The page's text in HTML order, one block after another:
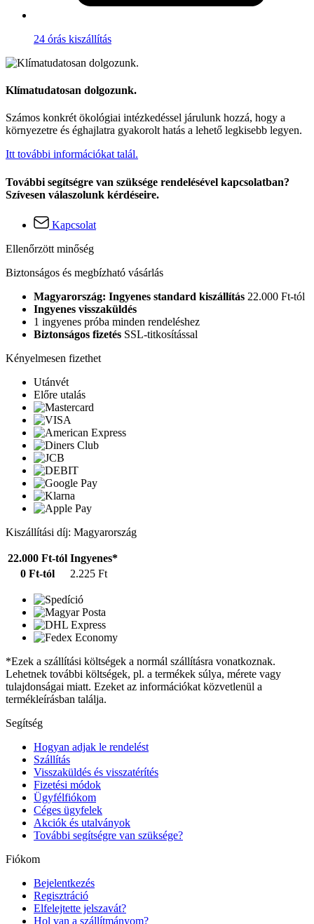
24 órás kiszállítás
Klímatudatosan dolgozunk.
Számos konkrét ökológiai intézkedéssel járulunk hozzá, hogy a
környezetre és éghajlatra gyakorolt hatás a lehető legkisebb legyen.
Itt további információkat talál.
További segítségre van szüksége rendelésével kapcsolatban?
Szívesen válaszolunk kérdéseire.
Kapcsolat
Ellenőrzött minőség
Biztonságos és megbízható vásárlás
Magyarország: Ingyenes standard kiszállítás 22.000 Ft-tól
Ingyenes visszaküldés
1 ingyenes próba minden rendeléshez
Biztonságos fizetés SSL-titkosítással
Kényelmesen fizethet
Utánvét
Előre utalás
Kiszállítási díj: Magyarország
22.000 Ft-tól Ingyenes*
0 Ft-tól
2.225 Ft
*Ezek a szállítási költségek a normál szállításra vonatkoznak.
Lehetnek további költségek, pl. a termékek súlya, mérete vagy
tulajdonságai miatt. Ezeket az információkat közvetlenül a
termékleírásban találja.
Segítség
Hogyan adjak le rendelést
Szállítás
Visszaküldés és visszatérítés
Fizetési módok
Ügyfélfiókom
Céges ügyfelek
Akciók és utalványok
További segítségre van szüksége?
Fiókom
Bejelentkezés
Regisztráció
Elfelejtette jelszavát?
Hol van a szállítmányom?